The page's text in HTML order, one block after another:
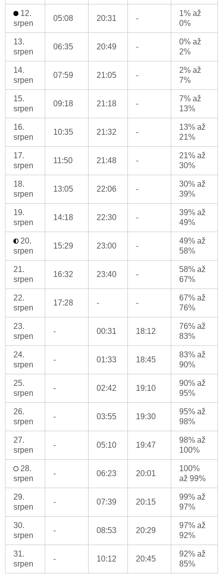
12.
srpen
05:08 20:31 -
1% až
0%
13.
srpen
06:35 20:49 -
0% až
2%
14.
srpen
07:59 21:05 -
2% až
7%
15.
srpen
09:18 21:18 -
7% až
13%
16.
srpen
10:35 21:32 -
13% až
21%
17.
srpen
11:50 21:48 -
21% až
30%
18.
srpen
13:05 22:06 -
30% až
39%
19.
srpen
14:18 22:30 -
39% až
49%
20.
srpen
15:29 23:00 -
49% až
58%
21.
srpen
16:32 23:40 -
58% až
67%
22.
srpen
17:28 - -
67% až
76%
23.
srpen
- 00:31 18:12
76% až
83%
24.
srpen
- 01:33 18:45
83% až
90%
25.
srpen
- 02:42 19:10
90% až
95%
26.
srpen
- 03:55 19:30
95% až
98%
27.
srpen
- 05:10 19:47
98% až
100%
28.
srpen
- 06:23 20:01
100%
až 99%
29.
srpen
- 07:39 20:15
99% až
97%
30.
srpen
- 08:53 20:29
97% až
92%
31.
srpen
- 10:12 20:45
92% až
85%